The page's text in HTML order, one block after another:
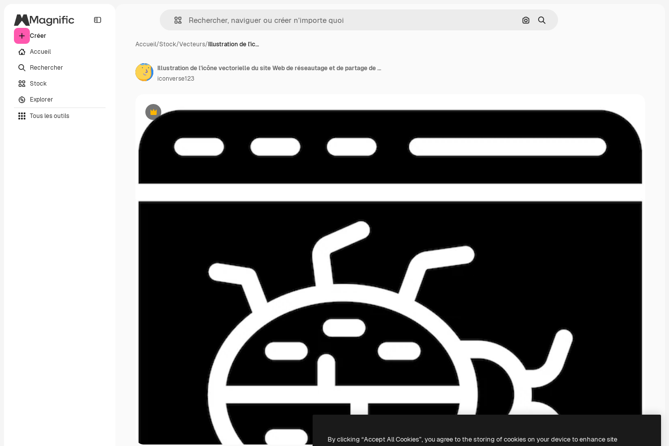
Créer
Accueil
Rechercher
Stock
Explorer
Tous les outils
Rechercher par image
Rechercher
Accueil/Stock/Vecteurs/Illustration de l'ic…
Premium
Illustration de l'icône vectorielle du site Web de réseautage et de partage de données
iconverse123
By clicking “Accept All Cookies”, you agree to the storing of cookies on your device to enhance site